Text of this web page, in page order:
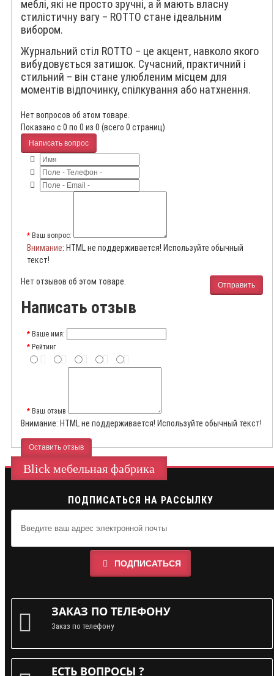
меблі, які не просто зручні, а й мають власну
стилістичну вагу – ROTTO стане ідеальним
вибором.
Журнальний стіл ROTTO – це акцент, навколо якого
вибудовується затишок. Сучасний, практичний і
стильний – він стане улюбленим місцем для
моментів відпочинку, спілкування або натхнення.
Нет вопросов об этом товаре.
Показано с 0 по 0 из 0 (всего 0 страниц)
Написать вопрос
Ваш вопрос:
Внимание: HTML не поддерживается! Используйте обычный
текст!
Отправить
Нет отзывов об этом товаре.
Написать отзыв
Ваше имя:
Рейтинг
Ваш отзыв
Внимание: HTML не поддерживается! Используйте обычный текст!
Оставить отзыв
Blick мебельная фабрика
ПОДПИСАТЬСЯ НА РАССЫЛКУ
ПОДПИСАТЬСЯ
ЗАКАЗ ПО ТЕЛЕФОНУ
Заказ по телефону
ЕСТЬ ВОПРОСЫ ?